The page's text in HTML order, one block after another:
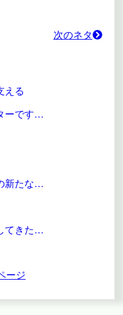
次のネタ
える
ーです…
新たな…
てきた…
ージ